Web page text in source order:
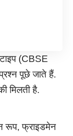
(CBSE
पूछे जाते हैं.
मिलती है.
रूप, फ्राइडमेन